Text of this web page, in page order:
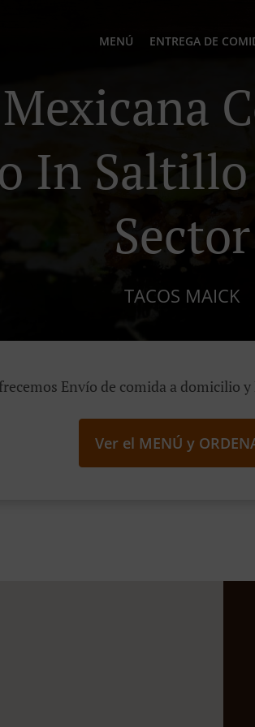
MENÚ ENTREGA DE
In Saltillo
Sector
TACOS MAICK
Envío de comida a domicilio y
Ver el MENÚ y